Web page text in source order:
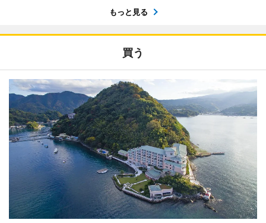
もっと見る
買う